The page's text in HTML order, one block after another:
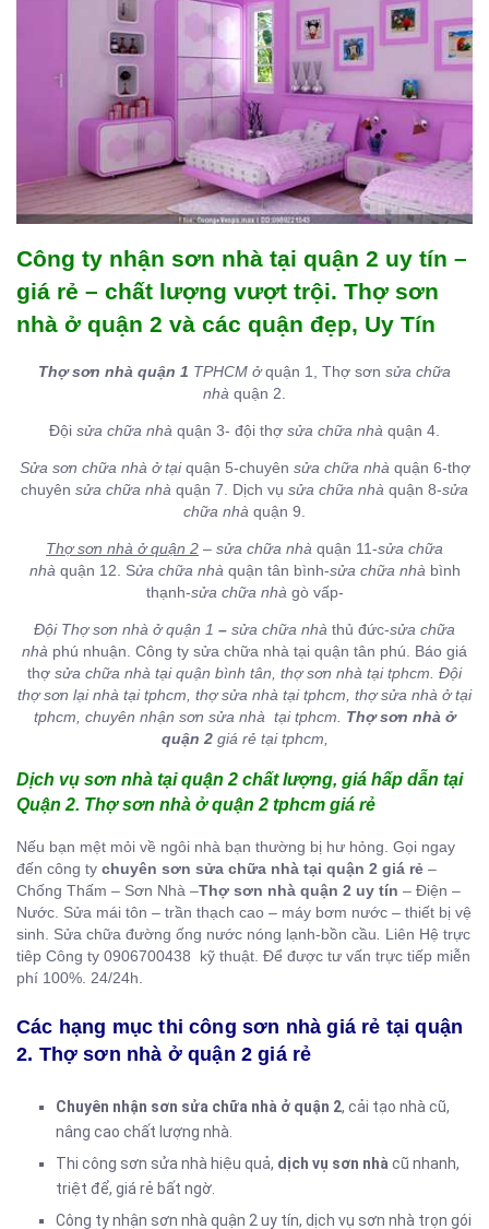
Công ty nhận sơn nhà tại quận 2 uy tín –
giá rẻ – chất lượng vượt trội. Thợ sơn
nhà ở quận 2 và các quận đẹp, Uy Tín
Thợ sơn nhà quận 1 TPHCM ởquận 1, Thợ sơn sửa chữa
nhà quận 2.
Đội sửa chữa nhà quận 3- đội thợ sửa chữa nhà quận 4.
Sửa sơn chữa nhà ở tạiquận 5-chuyên sửa chữa nhà quận 6-thợ
chuyên sửa chữa nhà quận 7. Dịch vụ sửa chữa nhà quận 8-sửa
chữa nhà quận 9.
Thợ sơn nhà ở quận 2 – sửa chữa nhà quận 11-sửa chữa
nhà quận 12. Sửa chữa nhà quận tân bình-sửa chữa nhà bình
thạnh-sửa chữa nhà gò vấp-
Đội Thợ sơn nhà ở quận 1 – sửa chữa nhà thủ đức-sửa chữa
nhà phú nhuận. Công ty sửa chữa nhà tại quận tân phú. Báo giá
thợ sửa chữa nhà tại quận bình tân, thợ sơn nhà tại tphcm. Đội
thợ sơn lại nhà tại tphcm, thợ sửa nhà tại tphcm, thợ sửa nhà ở tại
tphcm, chuyên nhận sơn sửa nhà tại tphcm. Thợ sơn nhà ở
quận 2giá rẻ tại tphcm,
Dịch vụ sơn nhà tại quận 2 chất lượng, giá hấp dẫn tại
Quận 2. Thợ sơn nhà ở quận 2 tphcm giá rẻ
Nếu bạn mệt mỏi về ngôi nhà bạn thường bị hư hỏng. Gọi ngay
đến công ty chuyên sơn sửa chữa nhà tại quận 2 giá rẻ –
Chống Thấm – Sơn Nhà –Thợ sơn nhà quận 2 uy tín – Điện –
Nước. Sửa mái tôn – trần thạch cao – máy bơm nước – thiết bị vệ
sinh. Sửa chữa đường ống nước nóng lạnh-bồn cầu
Liên Hệ trực
tiêp Công ty 0906700438 kỹ thuật. Để được tư vấn trực tiếp miễn
phí 100%. 24/24h.
Các hạng mục thi công sơn nhà giá rẻ tại quận
2. Thợ sơn nhà ở quận 2 giá rẻ
Chuyên nhận sơn sửa chữa nhà ở quận 2, cải tạo nhà cũ,
nâng cao chất lượng nhà.
Thi công sơn sửa nhà hiệu quả, dịch vụ sơn nhàcũ nhanh,
triệt để, giá rẻ bất ngờ.
Công ty nhận sơn nhà quận 2 uy tín, dịch vụ sơn nhà trọn gói